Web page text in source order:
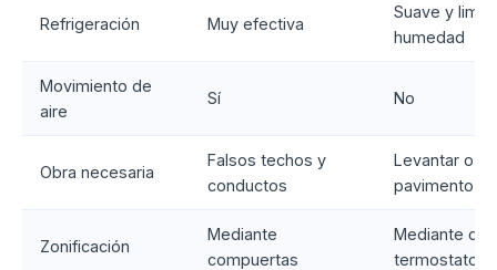
Refrigeración Muy efectiva
Suave y
humedad
Movimiento de
aire
Sí No
Obra necesaria
Falsos techos y
conductos
Levantar o
pavimento
Zonificación
Mediante
compuertas
Mediante
termostatos